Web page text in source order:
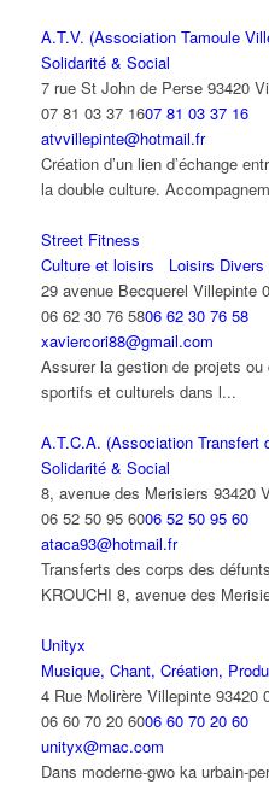
A.T.V. (Association Tamoule
Solidarité & Social
7 rue St John de Perse 93420
07 81 03 37 1607 81 03 37 16
atvvillepinte@hotmail.fr
Création d’un lien d’échange
la double culture.
Street Fitness
Culture et loisirs
Loisirs Divers
29 avenue Becquerel Villepinte
06 62 30 76 5806 62 30 76 58
xaviercori88@gmail.com
Assurer la gestion de projets
sportifs et culturels dans l...
A.T.C.A. (Association Transfert
Solidarité & Social
8, avenue des Merisiers 93420
06 52 50 95 6006 52 50 95 60
ataca93@hotmail.fr
Transferts des corps des
KROUCHI 8, avenue des
Unityx
Musique, Chant, Création,
4 Rue Molirère Villepinte 93420
06 60 70 20 6006 60 70 20 60
unityx@mac.com
Dans moderne-gwo ka urbain-